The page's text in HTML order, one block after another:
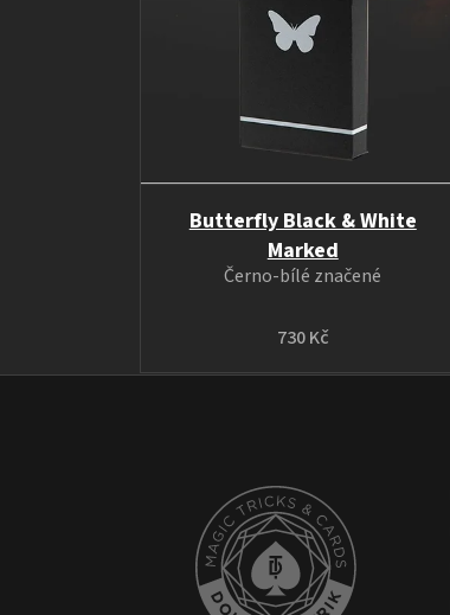
Butterfly Black & White
Marked
730 Kč
Černo-bílé značené